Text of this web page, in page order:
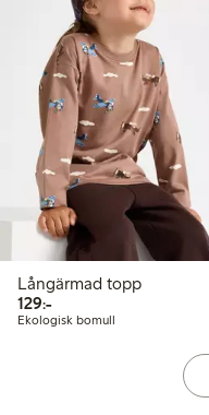
Långärmad topp
129:-129,00 kr
Ekologisk bomull